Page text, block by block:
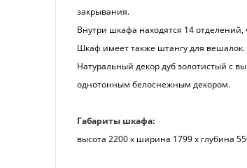
закрывания.
Внутри шкафа находятся 14
Шкаф имеет также штангу для вешалок.
Натуральный декор дуб золотистый с
однотонным белоснежным декором.
Габариты шкафа:
высота 2200 х ширина 1799 х глубина